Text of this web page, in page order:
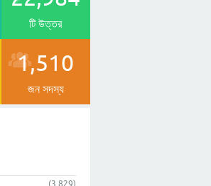
টি উত্তর
1,510
জন সদস্য
(3,829)